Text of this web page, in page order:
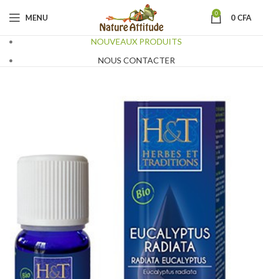
MENU 0 0 CFA
NOUVEAUX PRODUITS
NOUS CONTACTER